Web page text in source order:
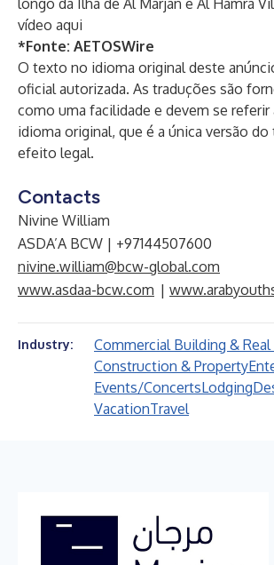
longo da Ilha de Al Marjan e Al Hamra
vídeo aqui
*Fonte: AETOSWire
O texto no idioma original deste
oficial autorizada. As traduções são
como uma facilidade e devem se
idioma original, que é a única versão
efeito legal.
Contacts
Nivine William
ASDA’A BCW | +97144507600
nivine.william@bcw-global.com
www.asdaa-bcw.com |
Industry:
Commercial Building & Real
Construction & Property
Events/ConcertsLodging
VacationTravel